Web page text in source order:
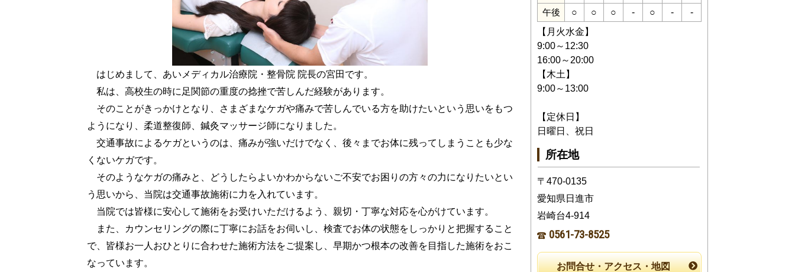
はじめまして、あいメディカル治療院・整骨院 院長の宮田です。
私は、高校生の時に足関節の重度の捻挫で苦しんだ経験があります。
そのことがきっかけとなり、さまざまなケガや痛みで苦しんでいる方を助けたいという思いをもつ
ようになり、柔道整復師、鍼灸マッサージ師になりました。
交通事故によるケガというのは、痛みが強いだけでなく、後々までお体に残ってしまうことも少な
くないケガです。
そのようなケガの痛みと、どうしたらよいかわからないご不安でお困りの方々の力になりたいとい
う思いから、当院は交通事故施術に力を入れています。
当院では皆様に安心して施術をお受けいただけるよう、親切・丁寧な対応を心がけています。
また、カウンセリングの際に丁寧にお話をお伺いし、検査でお体の状態をしっかりと把握すること
で、皆様お一人おひとりに合わせた施術方法をご提案し、早期かつ根本の改善を目指した施術をおこ
なっています。
午後 ○ ○ ○ - ○ -
-
【月火水金】
9:00～12:30
16:00～20:00
【木土】
9:00～13:00
【定休日】
日曜日、祝日
所在地
〒470-0135
愛知県日進市
岩崎台4-914
0561-73-8525
お問合せ・アクセス・地図